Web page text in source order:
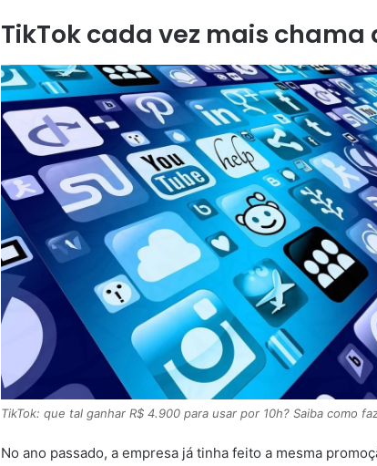
TikTok cada vez mais chama
TikTok: que tal ganhar R$ 4.900 para usar por 10h? Saiba como
No ano passado, a empresa já tinha feito a mesma